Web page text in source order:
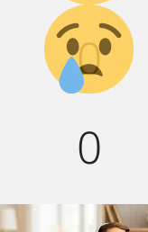
0
Грусть :(
0